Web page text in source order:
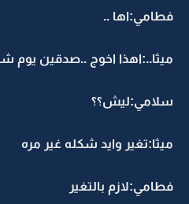
فطامي:اها ..
ميثا..:اهذا اخوج ..صدقين يوم
سلامي:ليش؟؟
ميثا:تغير وايد شكله غير مره
فطامي:لازم بالتغير